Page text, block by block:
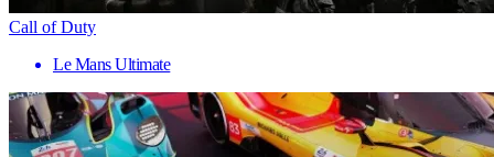
Call of Duty
Le Mans Ultimate